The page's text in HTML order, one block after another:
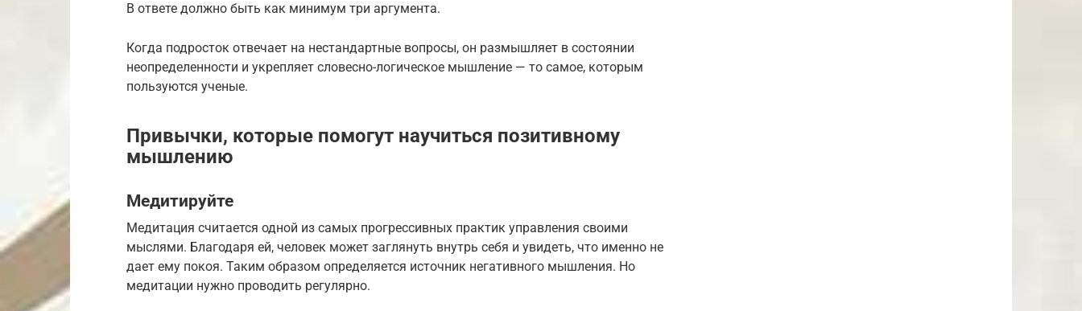
В ответе должно быть как минимум три аргумента.
Когда подросток отвечает на нестандартные вопросы, он размышляет в состоянии
неопределенности и укрепляет словесно-логическое мышление — то самое, которым
пользуются ученые.
Привычки, которые помогут научиться позитивному
мышлению
​Медитируйте
Медитация считается одной из самых прогрессивных практик управления своими
мыслями. Благодаря ей, человек может заглянуть внутрь себя и увидеть, что именно не
дает ему покоя. Таким образом определяется источник негативного мышления. Но
медитации нужно проводить регулярно.